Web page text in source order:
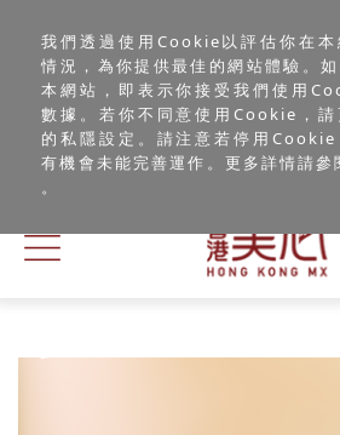
我們透過使用Cookie以評估你在本
情況，為你提供最佳的網站體驗。
本網站，即表示你接受我們使用
數據。若你不同意使用Cookie，請
的私隱設定。請注意若停用Cookie
有機會未能完善運作。更多詳情請參
。